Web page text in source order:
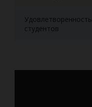
Удовлетворенность
студентов